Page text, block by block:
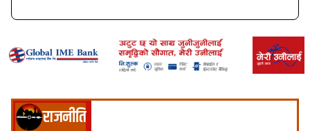
राजनीति